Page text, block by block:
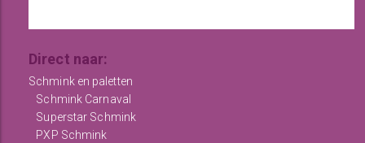
Direct naar:
Schmink en paletten
Schmink Carnaval
Superstar Schmink
PXP Schmink